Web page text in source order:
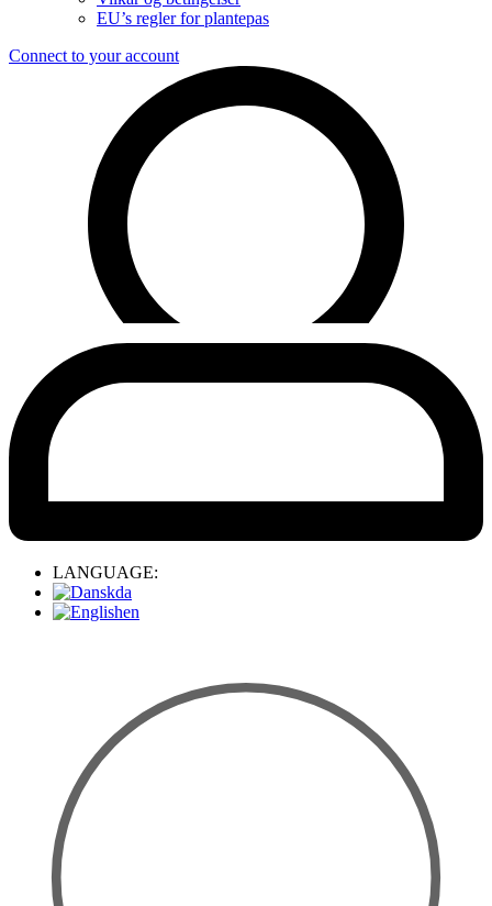
EU’s regler for plantepas
Connect to your account
LANGUAGE:
da
en